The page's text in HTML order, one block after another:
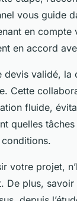
vous guide
en compte
en accord
devis validé, la
Cette
fluide,
quelles
votre projet,
De plus, savoir